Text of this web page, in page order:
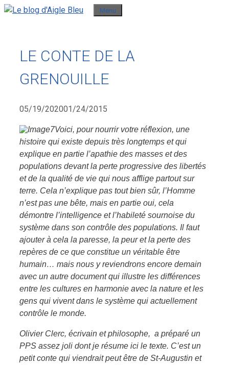
Aller
Menu
LE CONTE DE LA
GRENOUILLE
05/19/202001/24/2015
Voici, pour nourrir votre réflexion, une
histoire qui existe depuis très longtemps et qui
explique en partie l’apathie des masses et des
populations devant la perte progressive des libertés
et de la qualité de vie qui nous afflige partout sur
terre. Cela n’explique pas tout bien sûr, l’Homme
n’est pas une bête, mais en partie oui, cela
démontre l’intelligence et l’habileté sournoise du
système dans son contrôle des populations. Il faut
ajouter à cela la paresse, la peur et la perte des
repères de ce que constitue un véritable être
humain… mais nous y reviendrons encore demain
avec un autre document qui illustre les différences
entre les cultures en harmonie avec la nature et les
gens qui vivent dans le système qui actuellement
contrôle le monde.
Olivier Clerc, écrivain et philosophe, a préparé un
PPS assez joli dont je résume ici le texte. C’est un
petit conte qui viendrait peut être de St-Augustin et